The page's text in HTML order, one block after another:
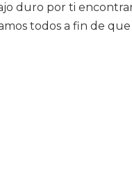
duro por ti
todos a fin de